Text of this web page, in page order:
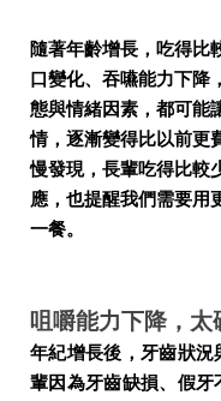
隨著年齡增長，吃得比
口變化、吞嚥能力下降
態與情緒因素，都可能
情，逐漸變得比以前更
慢發現，長輩吃得比較
應，也提醒我們需要用
一餐。
咀嚼能力下降，太
年紀增長後，牙齒狀
輩因為牙齒缺損、假